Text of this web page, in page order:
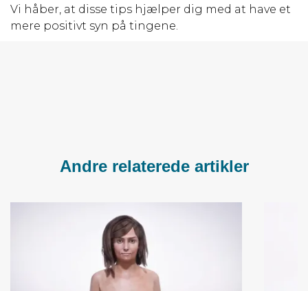
Vi håber, at disse tips hjælper dig med at have et
mere positivt syn på tingene.
Andre relaterede artikler